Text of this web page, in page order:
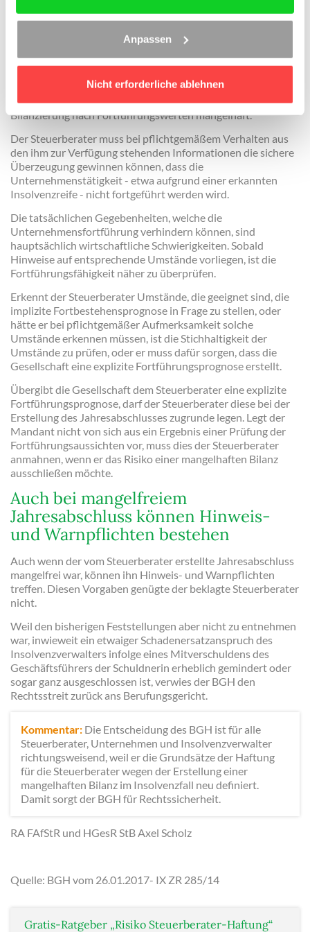
Anpassen
Nicht erforderliche ablehnen
muss bei Jahresabschluss
berücksichtigt werden
Steht bereits auf der Grundlage der dem Steuerberater für
gestellten Unterlagen und der ihm bekannten Umstände fest,
dass die Fortführungsvermutung nicht mehr zutrifft, ist eine
Bilanzierung nach Fortführungswerten mangelhaft.
Der Steuerberater muss bei pflichtgemäßem Verhalten aus
den ihm zur Verfügung stehenden Informationen die sichere
Überzeugung gewinnen können, dass die
Unternehmenstätigkeit - etwa aufgrund einer erkannten
Insolvenzreife - nicht fortgeführt werden wird.
Die tatsächlichen Gegebenheiten, welche die
Unternehmensfortführung verhindern können, sind
hauptsächlich wirtschaftliche Schwierigkeiten. Sobald
Hinweise auf entsprechende Umstände vorliegen, ist die
Fortführungsfähigkeit näher zu überprüfen.
Erkennt der Steuerberater Umstände, die geeignet sind, die
implizite Fortbestehensprognose in Frage zu stellen, oder
hätte er bei pflichtgemäßer Aufmerksamkeit solche
Umstände erkennen müssen, ist die Stichhaltigkeit der
Umstände zu prüfen, oder er muss dafür sorgen, dass die
Gesellschaft eine explizite Fortführungsprognose erstellt.
Übergibt die Gesellschaft dem Steuerberater eine explizite
Fortführungsprognose, darf der Steuerberater diese bei der
Erstellung des Jahresabschlusses zugrunde legen. Legt der
Mandant nicht von sich aus ein Ergebnis einer Prüfung der
Fortführungsaussichten vor, muss dies der Steuerberater
anmahnen, wenn er das Risiko einer mangelhaften Bilanz
ausschließen möchte.
Auch bei mangelfreiem
Jahresabschluss können Hinweis-
und Warnpflichten bestehen
Auch wenn der vom Steuerberater erstellte Jahresabschluss
mangelfrei war, können ihn Hinweis- und Warnpflichten
treffen. Diesen Vorgaben genügte der beklagte Steuerberater
nicht.
Weil den bisherigen Feststellungen aber nicht zu entnehmen
war, inwieweit ein etwaiger Schadenersatzanspruch des
Insolvenzverwalters infolge eines Mitverschuldens des
Geschäftsführers der Schuldnerin erheblich gemindert oder
sogar ganz ausgeschlossen ist, verwies der BGH den
Rechtsstreit zurück ans Berufungsgericht.
Kommentar: Die Entscheidung des BGH ist für alle
Steuerberater, Unternehmen und Insolvenzverwalter
richtungsweisend, weil er die Grundsätze der Haftung
für die Steuerberater wegen der Erstellung einer
mangelhaften Bilanz im Insolvenzfall neu definiert.
Damit sorgt der BGH für Rechtssicherheit.
RA FAfStR und HGesR StB Axel Scholz
Quelle: BGH vom 26.01.2017- IX ZR 285/14
Gratis-Ratgeber „Risiko Steuerberater-Haftung“